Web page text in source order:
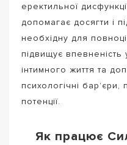
еректильної
допомагає досягти і
необхідну для
підвищує впевненість
інтимного життя та
психологічні
потенції.
Як працює